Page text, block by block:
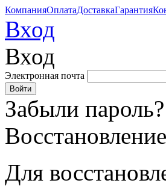
КомпанияОплатаДоставкаГарантия
Вход
Вход
Электронная почта
Забыли пароль?
Для